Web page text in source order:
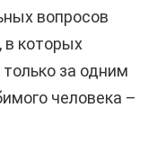
вопросов
в которых
за одним
человека –